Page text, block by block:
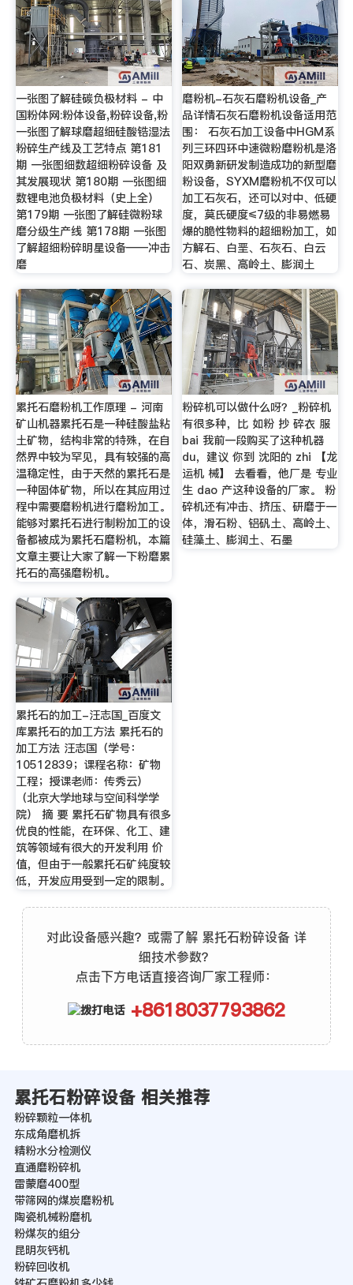
一张图了解硅碳负极材料 - 中
国粉体网:粉体设备,粉碎设备,粉
一张图了解球磨超细硅酸锆湿法
粉碎生产线及工艺特点 第181
期 一张图细数超细粉碎设备 及
其发展现状 第180期 一张图细
数锂电池负极材料（史上全）
第179期 一张图了解硅微粉球
磨分级生产线 第178期 一张图
了解超细粉碎明星设备——冲击
磨
磨粉机-石灰石磨粉机设备_产
品详情石灰石磨粉机设备适用范
围： 石灰石加工设备中HGM系
列三环四环中速微粉磨粉机是洛
阳双勇新研发制造成功的新型磨
粉设备，SYXM磨粉机不仅可以
加工石灰石，还可以对中、低硬
度，莫氏硬度≤7级的非易燃易
爆的脆性物料的超细粉加工，如
方解石、白垩、石灰石、白云
石、炭黑、高岭土、膨润土
累托石磨粉机工作原理 - 河南
矿山机器累托石是一种硅酸盐粘
土矿物，结构非常的特殊，在自
然界中较为罕见，具有较强的高
温稳定性，由于天然的累托石是
一种固体矿物，所以在其应用过
程中需要磨粉机进行磨粉加工。
能够对累托石进行制粉加工的设
备都被成为累托石磨粉机，本篇
文章主要让大家了解一下粉磨累
托石的高强磨粉机。
粉碎机可以做什么呀？_粉碎机
有很多种，比 如粉 抄 碎衣 服
bai 我前一段购买了这种机器
du，建议 你到 沈阳的 zhi 【龙
运机 械】 去看看，他厂是 专业
生 dao 产这种设备的厂家。 粉
碎机还有冲击、挤压、研磨于一
体，滑石粉、铝矾土、高岭土、
硅藻土、膨润土、石墨
累托石的加工-汪志国_百度文
库累托石的加工方法 累托石的
加工方法 汪志国（学号：
10512839；课程名称：矿物
工程；授课老师：传秀云）
（北京大学地球与空间科学学
院） 摘 要 累托石矿物具有很多
优良的性能，在环保、化工、建
筑等领域有很大的开发利用 价
值，但由于一般累托石矿纯度较
低，开发应用受到一定的限制。
对此设备感兴趣？或需了解 累托石粉碎设备 详
细技术参数？
点击下方电话直接咨询厂家工程师：
+8618037793862
累托石粉碎设备 相关推荐
粉碎颗粒一体机
东成角磨机拆
精粉水分检测仪
直通磨粉碎机
雷蒙磨400型
带筛网的煤炭磨粉机
陶瓷机械粉磨机
粉煤灰的组分
昆明灰钙机
粉碎回收机